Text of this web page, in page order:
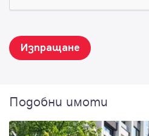
Изпращане
Подобни имоти